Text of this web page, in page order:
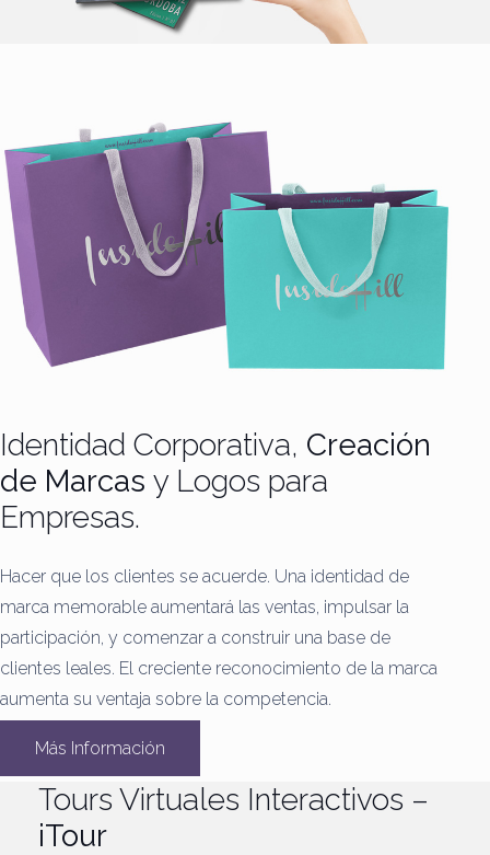
Identidad Corporativa, Creación
de Marcas y Logos para
Empresas.
Hacer que los clientes se acuerde. Una identidad de
marca memorable aumentará las ventas, impulsar la
participación, y comenzar a construir una base de
clientes leales. El creciente reconocimiento de la marca
aumenta su ventaja sobre la competencia.
Más Información
Tours Virtuales Interactivos –
iTour